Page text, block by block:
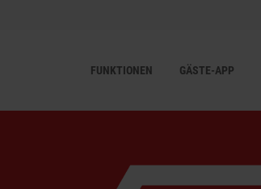
FUNKTIONEN GÄSTE-APP